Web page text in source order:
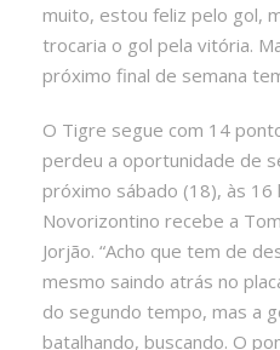
muito, estou feliz pelo gol,
trocaria o gol pela vitória.
próximo final de semana
O Tigre segue com 14
perdeu a oportunidade de
próximo sábado (18), às 16
Novorizontino recebe a
Jorjão. “Acho que tem de
mesmo saindo atrás no
do segundo tempo, mas a
batalhando, buscando. O